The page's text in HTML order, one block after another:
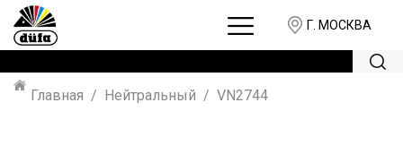
Г. МОСКВА
Главная Нейтральный VN2744